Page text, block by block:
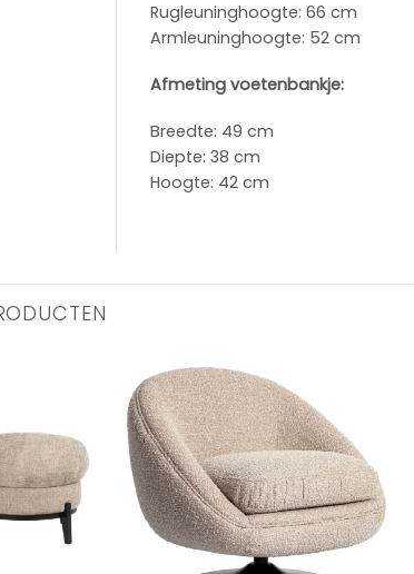
Rugleuninghoogte: 66 cm
Armleuninghoogte: 52 cm
Afmeting voetenbankje:
Breedte: 49 cm
Diepte: 38 cm
Hoogte: 42 cm